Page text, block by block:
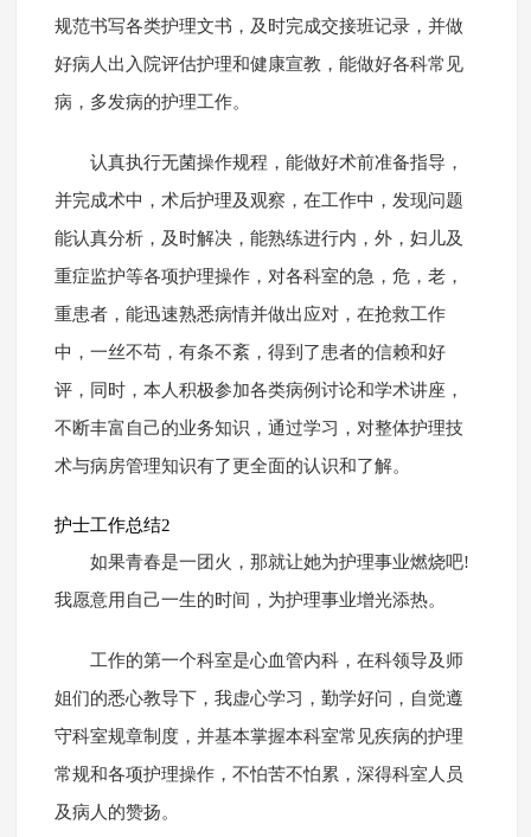
规范书写各类护理文书，及时完成交接班记录，并做
好病人出入院评估护理和健康宣教，能做好各科常见
病，多发病的护理工作。
认真执行无菌操作规程，能做好术前准备指导，
并完成术中，术后护理及观察，在工作中，发现问题
能认真分析，及时解决，能熟练进行内，外，妇儿及
重症监护等各项护理操作，对各科室的急，危，老，
重患者，能迅速熟悉病情并做出应对，在抢救工作
中，一丝不苟，有条不紊，得到了患者的信赖和好
评，同时，本人积极参加各类病例讨论和学术讲座，
不断丰富自己的业务知识，通过学习，对整体护理技
术与病房管理知识有了更全面的认识和了解。
护士工作总结2
如果青春是一团火，那就让她为护理事业燃烧吧!
我愿意用自己一生的时间，为护理事业增光添热。
工作的第一个科室是心血管内科，在科领导及师
姐们的悉心教导下，我虚心学习，勤学好问，自觉遵
守科室规章制度，并基本掌握本科室常见疾病的护理
常规和各项护理操作，不怕苦不怕累，深得科室人员
及病人的赞扬。